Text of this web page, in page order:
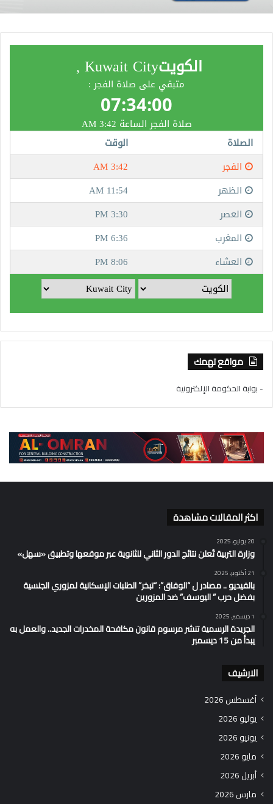
مواقع تهمك
- بوابة الحكومة الإلكترونية
اكثر المقالات مشاهدة
20 يوليو، 2025
وزارة التربية تُعلن نتائج الدور الثاني للثانوية عبر موقعها وتطبيق «سهل»
21 أكتوبر، 2025
بالفيديو .. مصادر ل “الوفاق”: “تبخر” الطلبات الإسكانية لمزوري الجنسية
بفضل حرب ” اليوسف” ضد المزورين
1 ديسمبر، 2025
الجريدة الرسمية تنشر مرسوم قانون مكافحة المخدرات الجديد.. والعمل به
يبدأ من 15 ديسمبر
الارشيف
أغسطس 2026
يوليو 2026
يونيو 2026
مايو 2026
أبريل 2026
مارس 2026